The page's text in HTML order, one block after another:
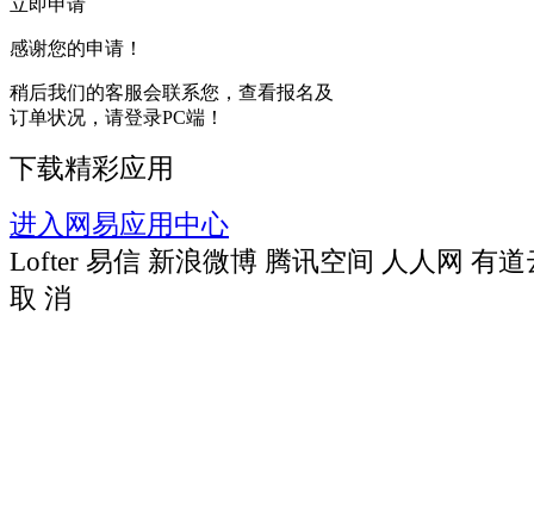
感谢您的申请！
稍后我们的客服会联系您，查看报名及
订单状况，请登录PC端！
下载精彩应用
进入网易应用中心
Lofter 易信 新浪微博 腾讯空间 人人网 有道
取 消